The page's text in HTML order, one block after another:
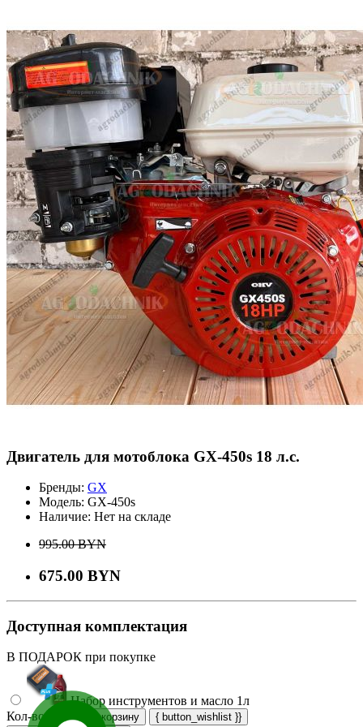
Двигатель для мотоблока GX-450s 18 л.с.
Бренды: GX
Модель: GX-450s
Наличие: Нет на складе
995.00 BYN
675.00 BYN
Доступная комплектация
В ПОДАРОК при покупке
Набор инструментов и масло 1л
Кол-во
В корзину { button_wishlist }}